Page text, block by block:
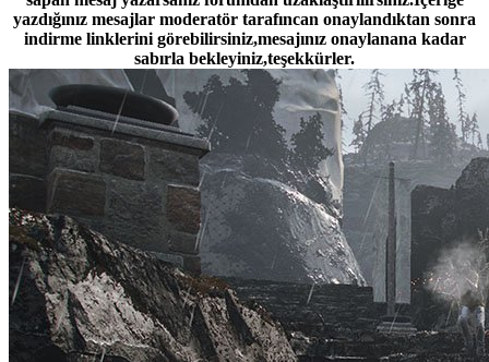
yazdığınız mesajlar moderatör tarafıncan onaylandıktan sonra
indirme linklerini görebilirsiniz,mesajınız onaylanana kadar
sabırla bekleyiniz,teşekkürler.